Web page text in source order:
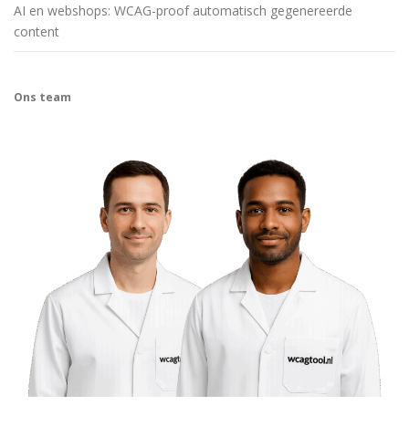
AI en webshops: WCAG-proof automatisch gegenereerde
content
Ons team